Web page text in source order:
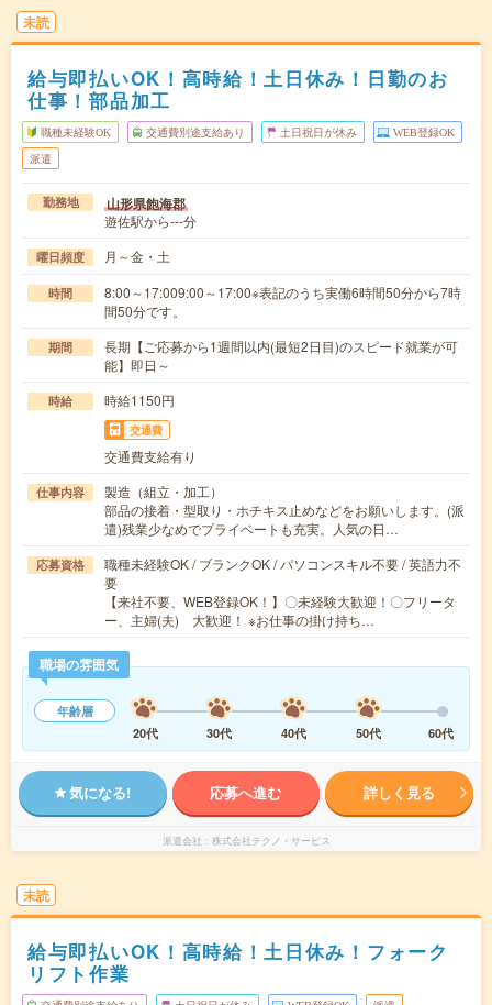
未読
給与即払いOK！高時給！土日休み！日勤のお
仕事！部品加工
職種未経験OK 交通費別途支給あり 土日祝日が休み WEB登録OK
派遣
勤務地 山形県飽海郡
遊佐駅から---分
曜日頻度 月～金・土
時間
8:00～17:009:00～17:00※表記のうち実働6時間50分から7時
間50分です。
期間
長期【ご応募から1週間以内(最短2日目)のスピード就業が可
能】即日～
時給 時給1150円
交通費
交通費支給有り
仕事内容
製造（組立・加工）
部品の接着・型取り・ホチキス止めなどをお願いします。(派
遣)残業少なめでプライベートも充実。人気の日…
応募資格
職種未経験OK / ブランクOK / パソコンスキル不要 / 英語力不
要
【来社不要、WEB登録OK！】〇未経験大歓迎！〇フリータ
ー、主婦(夫) 大歓迎！ ※お仕事の掛け持ち…
職場の雰囲気
年齢層
20代
30代 40代 50代 60代
気になる! 応募へ進む 詳しく見る
派遣会社 株式会社テクノ・サービス
未読
給与即払いOK！高時給！土日休み！フォーク
リフト作業